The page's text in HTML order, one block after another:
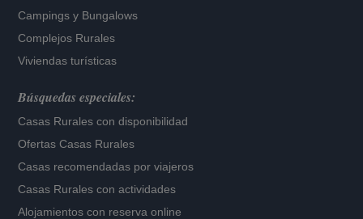
Campings y Bungalows
Complejos Rurales
Viviendas turísticas
Búsquedas especiales:
Casas Rurales con disponibilidad
Ofertas Casas Rurales
Casas recomendadas por viajeros
Casas Rurales con actividades
Alojamientos con reserva online